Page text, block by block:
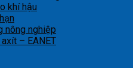
khí hậu
nông nghiệp
– EANET